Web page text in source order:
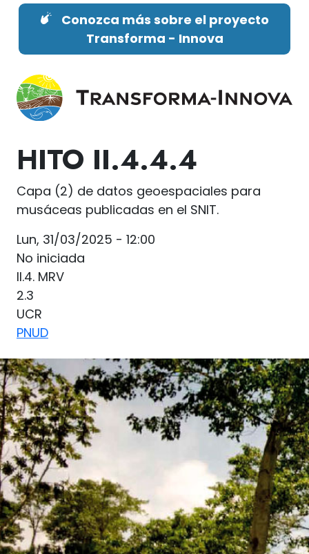
Pasar al contenido principal
Conozca más sobre el proyecto
Transforma - Innova
HITO II.4.4.4
Capa (2) de datos geoespaciales para
musáceas publicadas en el SNIT.
Lun, 31/03/2025 - 12:00
No iniciada
II.4. MRV
2.3
UCR
PNUD